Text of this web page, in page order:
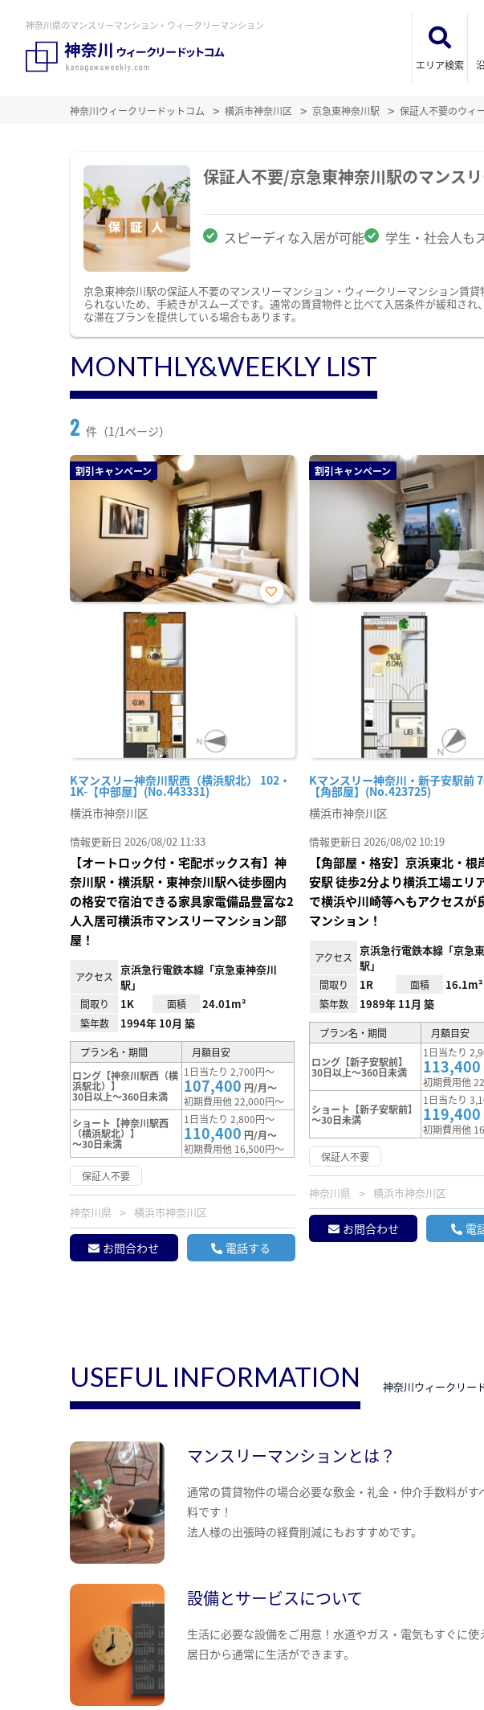
神奈川県のマンスリーマンション・ウィークリーマンション
エリア検索
神奈川ウィークリードットコム 横浜市神奈川区 京急東神奈川駅 保証人不要のウィ
保証人不要/京急東神奈川駅のマンス
スピーディな入居が可能 学生・社会人も
京急東神奈川駅の保証人不要のマンスリーマンション・ウィークリーマンション賃
られないため、手続きがスムーズです。通常の賃貸物件と比べて入居条件が緩和さ
な滞在プランを提供している場合もあります。
MONTHLY&WEEKLY LIST
2 件（1/1ページ）
割引キャンペーン
Kマンスリー神奈川駅西（横浜駅北） 102・
1K-【中部屋】(No.443331)
お気
横浜市神奈川区
情報更新日 2026/08/02 11:33
【オートロック付・宅配ボックス有】神
奈川駅・横浜駅・東神奈川駅へ徒歩圏内
の格安で宿泊できる家具家電備品豊富な2
人入居可横浜市マンスリーマンション部
屋！
アクセス
京浜急行電鉄本線「京急東神奈川
駅」
間取り 1K 面積 24.01m²
築年数 1994年 10月 築
プラン名・期間
月額目安
ロング【神奈川駅西（横
浜駅北）】
30日以上～360日未満
1日当たり 2,700円～
107,400 円/月～
初期費用他 22,000円～
ショート【神奈川駅西
（横浜駅北）】
～30日未満
1日当たり 2,800円～
110,400 円/月～
初期費用他 16,500円～
保証人不要
神奈川県 横浜市神奈川区
お問合わせ 電話する
割引キャンペーン
Kマンスリー神奈川・新子安駅前
【角部屋】(No.423725)
横浜市神奈川区
情報更新日 2026/08/02 10:19
【角部屋・格安】京浜東北・根
安駅 徒歩2分より横浜工場エリ
で横浜や川崎等へもアクセスが
マンション！
アクセス
京浜急行電鉄本線「京急
駅」
間取り 1R 面積 16.1m²
築年数 1989年 11月 築
プラン名・期間 月額目安
ロング【新子安駅前】
30日以上～360日未満
1日当たり
113,400
初期費用他
ショート【新子安駅前】
～30日未満
1日当たり
119,400
初期費用他
保証人不要
神奈川県 横浜市神奈川区
お問合わせ 電
USEFUL INFORMATION 神奈川ウィークリー
マンスリーマンションとは？
通常の賃貸物件の場合必要な敷金・礼金・仲介手数料がす
料です！
法人様の出張時の経費削減にもおすすめです。
設備とサービスについて
生活に必要な設備をご用意！水道やガス・電気もすぐに使
居日から通常に生活ができます。